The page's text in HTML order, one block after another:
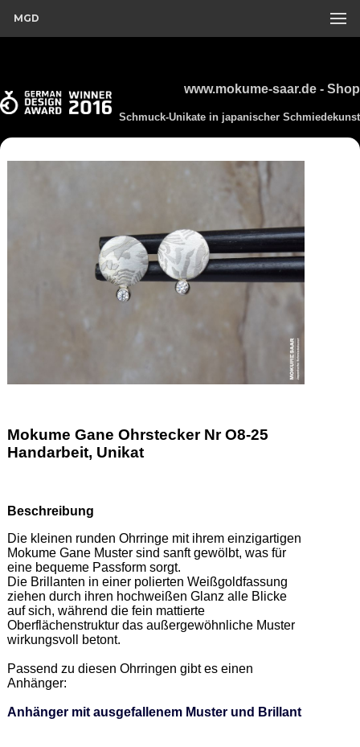
MGD
www.mokume-saar.de - Shop
Schmuck-Unikate in japanischer Schmiedekunst
Mokume Gane Ohrstecker Nr O8-25
Handarbeit, Unikat
Beschreibung
Die kleinen runden Ohrringe mit ihrem einzigartigen
Mokume Gane Muster sind sanft gewölbt, was für
eine bequeme Passform sorgt.
Die Brillanten in einer polierten Weißgoldfassung
ziehen durch ihren hochweißen Glanz alle Blicke
auf sich, während die fein mattierte
Oberflächenstruktur das außergewöhnliche Muster
wirkungsvoll betont.
Passend zu diesen Ohrringen gibt es einen
Anhänger:
Anhänger mit ausgefallenem Muster und Brillant